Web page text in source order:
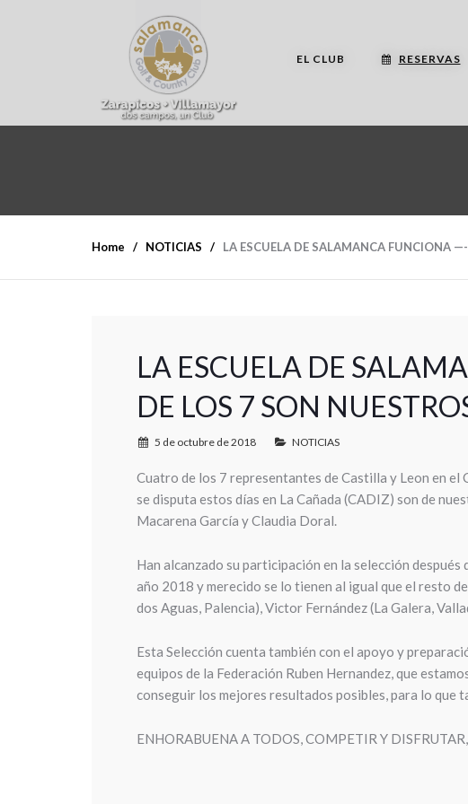
EL CLUB RESERVAS
Home NOTICIAS LA ESCUELA DE SALAMANCA FUNCIONA
LA ESCUELA DE
DE LOS 7 SON
5 de octubre de 2018 NOTICIAS
Cuatro de los 7 representantes de Castilla y Leon en el
se disputa estos días en La Cañada (CADIZ) son de
Macarena García y Claudia Doral.
Han alcanzado su participación en la selección
año 2018 y merecido se lo tienen al igual que el resto
dos Aguas, Palencia), Victor Fernández (La Galera,
Esta Selección cuenta también con el apoyo y
equipos de la Federación Ruben Hernandez, que
conseguir los mejores resultados posibles, para lo que
ENHORABUENA A TODOS, COMPETIR Y